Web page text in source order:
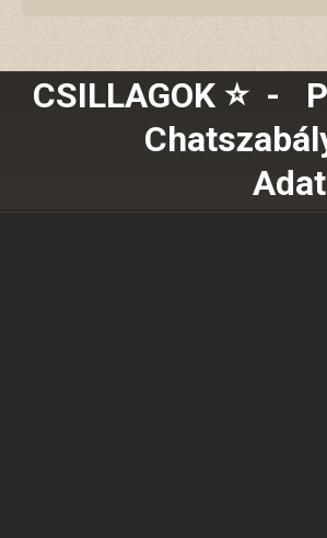
CSILLAGOK ⭐-